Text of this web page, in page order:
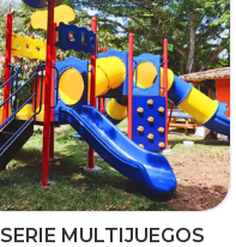
SERIE MULTIJUEGOS